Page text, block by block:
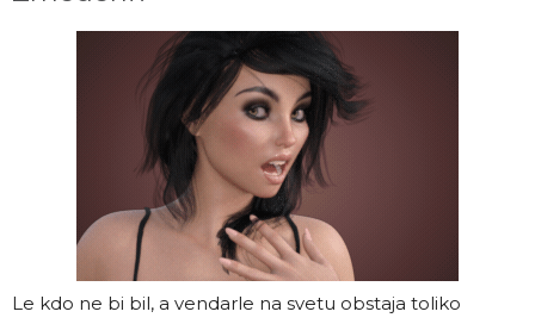
Le kdo ne bi bil, a vendarle na svetu obstaja toliko